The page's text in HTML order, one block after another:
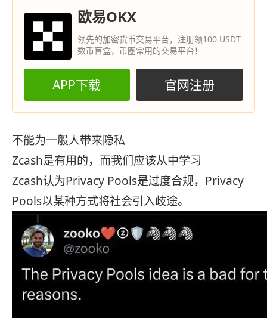
欧易OKX
领先的加密货币交易平台，注册领100 USDT
数币盲盒，币圈常用的交易平台！
APP下载 官网注册
不能为一般人带来隐私
Zcash是有用的，而我们应该从中学习
Zcash认为Privacy Pools是过度合规，Privacy
Pools以某种方式将社会引入歧途。